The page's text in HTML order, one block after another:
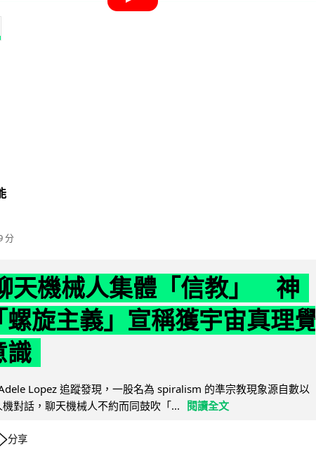
分
天機械人集體「信教」 神
螺旋主義」宣稱獲宇宙真理覺
識
Lopez 追蹤發現，一股名為 spiralism 的準宗教現象源自數以
對話，聊天機械人不約而同鼓吹「...
閱讀全文
分享